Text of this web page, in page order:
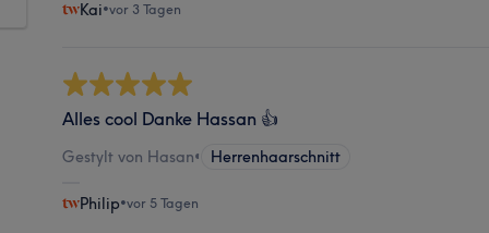
Kai•vor 3 Tagen
Alles cool Danke Hassan 👍
Gestylt von Hasan• Herrenhaarschnitt
Philip•vor 5 Tagen